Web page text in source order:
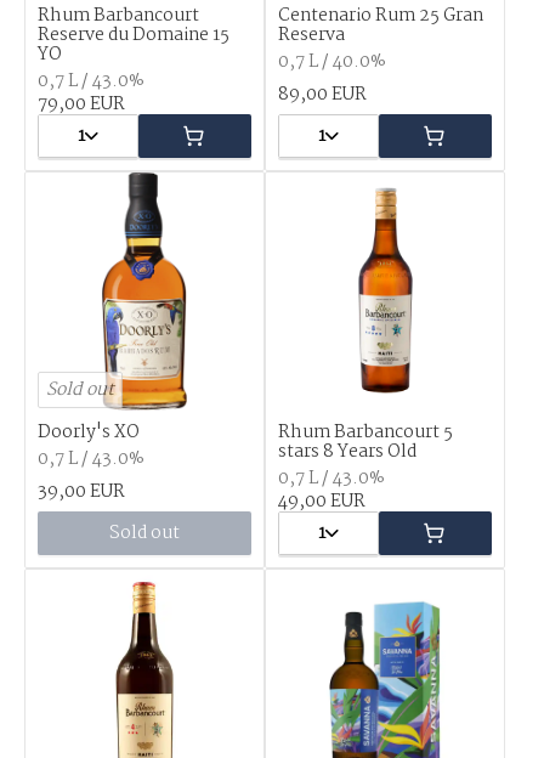
Rhum Barbancourt
Reserve du Domaine 15
YO
0,7 L / 43.0%
79,00 EUR
1
Centenario Rum 25 Gran
Reserva
0,7 L / 40.0%
89,00 EUR
1
Sold out
Doorly's XO
0,7 L / 43.0%
39,00 EUR
Sold out
Rhum Barbancourt 5
stars 8 Years Old
0,7 L / 43.0%
49,00 EUR
1